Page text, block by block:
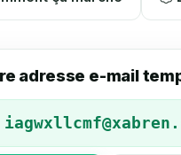
adresse e-mail